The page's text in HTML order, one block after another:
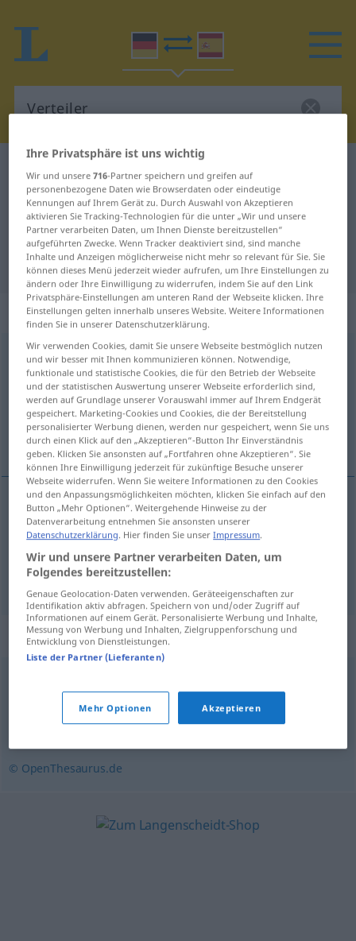
Deutsch-Spanisch Übersetzung für
"Verteiler"
"Verteiler" Spanisch Übersetzung
„Verteiler“: Maskulinum
Verteilerm <Verteilers;Verteiler>
Übersicht aller Übersetzungen
(Für mehr Details die Übersetzung anklicken/antippen)
distribuidor lista de destinatarios
distribuidorm Verteiler ELEK HANDEL
listafde destinatarios Verteiler
Synonyme für "Verteiler"
Mailingliste
© OpenThesaurus.de
Ihre Privatsphäre ist uns wichtig
Wir und unsere716-Partner speichern und greifen auf
personenbezogene Daten wie Browserdaten oder eindeutige
Kennungen auf Ihrem Gerät zu. Durch Auswahl von Akzeptieren
aktivieren Sie Tracking-Technologien für die unter „Wir und unsere
Partner verarbeiten Daten, um Ihnen Dienste bereitzustellen“
aufgeführten Zwecke. Wenn Tracker deaktiviert sind, sind manche
Inhalte und Anzeigen möglicherweise nicht mehr so relevant für Sie. Sie
können dieses Menü jederzeit wieder aufrufen, um Ihre Einstellungen zu
ändern oder Ihre Einwilligung zu widerrufen, indem Sie auf den Link
Privatsphäre-Einstellungen am unteren Rand der Webseite klicken. Ihre
Einstellungen gelten innerhalb unseres Website. Weitere Informationen
finden Sie in unserer Datenschutzerklärung.
Wir verwenden Cookies, damit Sie unsere Webseite bestmöglich nutzen
und wir besser mit Ihnen kommunizieren können. Notwendige,
funktionale und statistische Cookies, die für den Betrieb der Webseite
und der statistischen Auswertung unserer Webseite erforderlich sind,
werden auf Grundlage unserer Vorauswahl immer auf Ihrem Endgerät
gespeichert. Marketing-Cookies und Cookies, die der Bereitstellung
personalisierter Werbung dienen, werden nur gespeichert, wenn Sie uns
durch einen Klick auf den „Akzeptieren“-Button Ihr Einverständnis
geben. Klicken Sie ansonsten auf „Fortfahren ohne Akzeptieren“. Sie
können Ihre Einwilligung jederzeit für zukünftige Besuche unserer
Webseite widerrufen. Wenn Sie weitere Informationen zu den Cookies
und den Anpassungsmöglichkeiten möchten, klicken Sie einfach auf den
Button „Mehr Optionen“. Weitergehende Hinweise zu der
Datenverarbeitung entnehmen Sie ansonsten unserer
Datenschutzerklärung. Hier finden Sie unserImpressum.
Wir und unsere Partner verarbeiten Daten, um
Folgendes bereitzustellen:
Genaue Geolocation-Daten verwenden. Geräteeigenschaften zur
Identifikation aktiv abfragen. Speichern von und/oder Zugriff auf
Informationen auf einem Gerät. Personalisierte Werbung und Inhalte,
Messung von Werbung und Inhalten, Zielgruppenforschung und
Entwicklung von Dienstleistungen.
Liste der Partner (Lieferanten)
Mehr Optionen Akzeptieren